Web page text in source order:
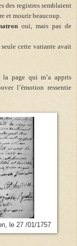
des registres semblaient
et mourir beaucoup.
oui, mais pas de
cette variante avait
page qui m’a appris
l’émotion ressentie
le 27 /01/1757